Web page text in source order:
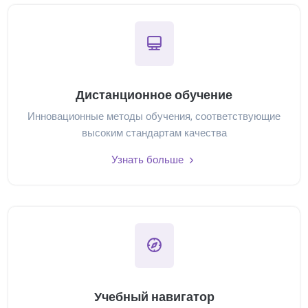
Дистанционное обучение
Инновационные методы обучения, соответствующие
высоким стандартам качества
Узнать больше
Учебный навигатор